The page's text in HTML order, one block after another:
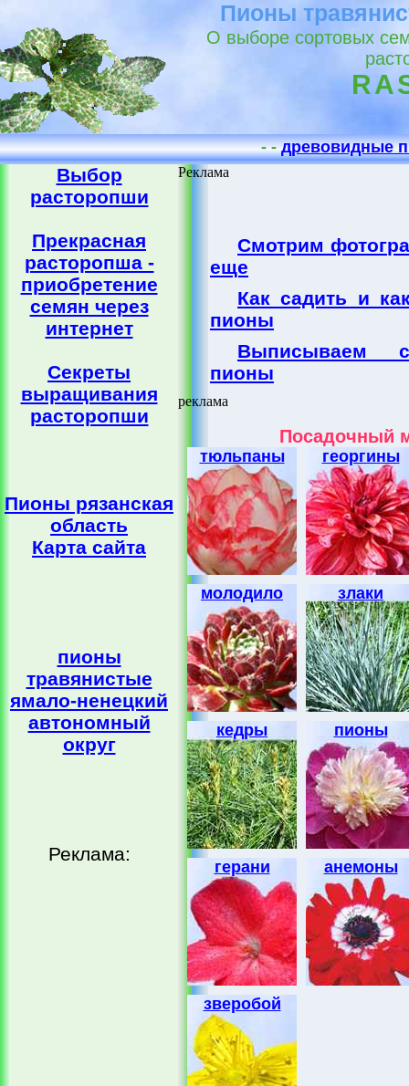
Пионы
О выборе сортовых
- -древовидные
Выбор
расторопши
Прекрасная
расторопша -
приобретение
семян через
интернет
Секреты
выращивания
расторопши
Пионы рязанская
область
Карта сайта
пионы
травянистые
ямало-ненецкий
автономный
округ
Реклама:
Реклама
Смотрим
еще
Как садить и
пионы
Выписываем
пионы
реклама
Посадочный
тюльпаны георгины
молодило злаки
кедры пионы
герани анемоны
зверобой